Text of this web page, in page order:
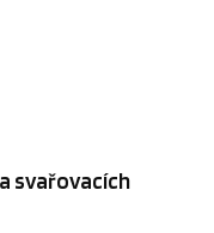
svařovacích